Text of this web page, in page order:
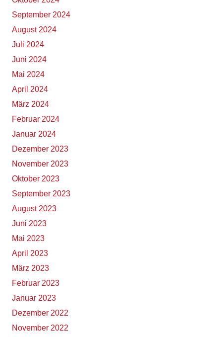
September 2024
August 2024
Juli 2024
Juni 2024
Mai 2024
April 2024
März 2024
Februar 2024
Januar 2024
Dezember 2023
November 2023
Oktober 2023
September 2023
August 2023
Juni 2023
Mai 2023
April 2023
März 2023
Februar 2023
Januar 2023
Dezember 2022
November 2022